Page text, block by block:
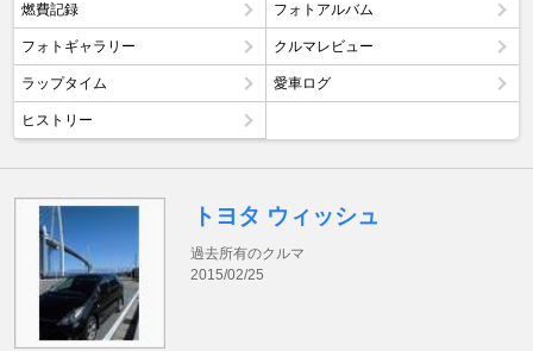
燃費記録 フォトアルバム
フォトギャラリー クルマレビュー
ラップタイム 愛車ログ
ヒストリー
トヨタ ウィッシュ
過去所有のクルマ
2015/02/25